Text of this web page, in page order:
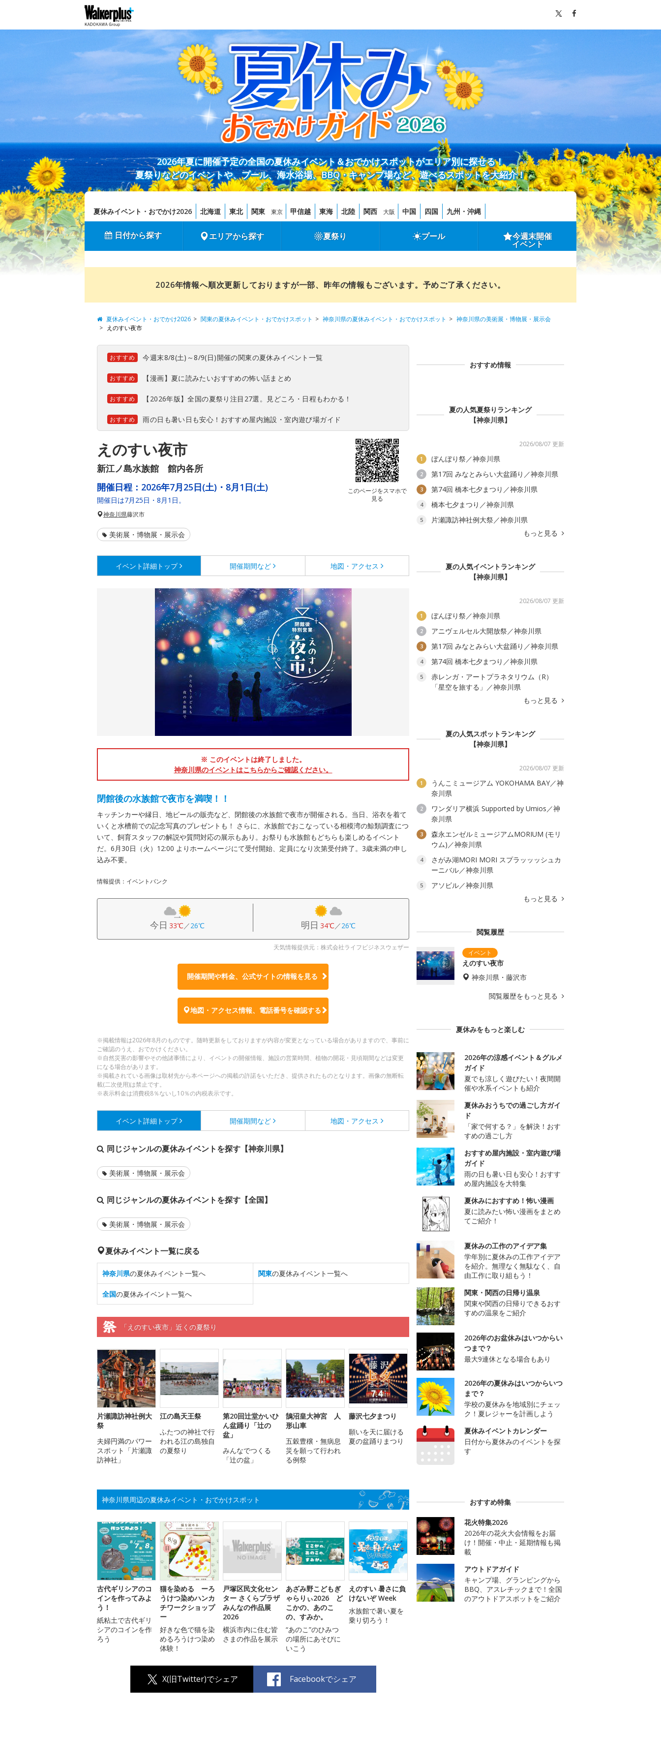
2026年夏に開催予定の全国の夏休みイベント＆おでかけスポットがエリア別に探せる！
夏祭りなどのイベントや、プール、海水浴場、BBQ・キャンプ場など、遊べるスポットを大紹介！
夏休みイベント・おでかけ2026 北海道 東北 関東 東京 甲信越 東海 北陸 関西 大阪 中国 四国 九州・沖縄
日付から探す エリアから探す 夏祭り プール 今週末開催
イベント
2026年情報へ順次更新しておりますが一部、昨年の情報もございます。予めご了承ください。
夏休みイベント・おでかけ2026 関東の夏休みイベント・おでかけスポット 神奈川県の夏休みイベント・おでかけスポット
神奈川県の美術展・博物展・展示会
えのすい夜市
おすすめ 今週末8/8(土)～8/9(日)開催の関東の夏休みイベント一覧
おすすめ 【漫画】夏に読みたいおすすめの怖い話まとめ
おすすめ 【2026年版】全国の夏祭り注目27選。見どころ・日程もわかる！
おすすめ 雨の日も暑い日も安心！おすすめ屋内施設・室内遊び場ガイド
えのすい夜市
新江ノ島水族館 館内各所
このページをスマホで
見る
開催日程： 2026年7月25日(土)・8月1日(土)
開催日は7月25日・8月1日。
神奈川県藤沢市
美術展・博物展・展示会
イベント詳細 トップ 開催期間など 地図・アクセス
※ このイベントは終了しました。
神奈川県のイベントはこちらからご確認ください。
閉館後の水族館で夜市を満喫！！
キッチンカーや縁日、地ビールの販売など、閉館後の水族館で夜市が開催される。当日、浴衣を着て
いくと水槽前での記念写真のプレゼントも！ さらに、水族館でおこなっている相模湾の鯨類調査につ
いて、飼育スタッフの解説や質問対応の展示もあり。お祭りも水族館もどちらも楽しめるイベント
だ。6月30日（火）12:00 よりホームページにて受付開始、定員になり次第受付終了。3歳未満の申し
込み不要。
情報提供：イベントバンク
今日 33℃／26℃ 明日 34℃／26℃
天気情報提供元：株式会社ライフビジネスウェザー
開催期間や料金、公式サイトの情報を見る
地図・アクセス情報、電話番号を確認する
※掲載情報は2026年8月のものです。随時更新をしておりますが内容が変更となっている場合がありますので、事前に
ご確認のうえ、おでかけください。
※自然災害の影響やその他諸事情により、イベントの開催情報、施設の営業時間、植物の開花・見頃期間などは変更
になる場合があります。
※掲載されている画像は取材先から本ページへの掲載の許諾をいただき、提供されたものとなります。画像の無断転
載(二次使用)は禁止です。
※表示料金は消費税8％ないし10％の内税表示です。
イベント詳細 トップ 開催期間など 地図・アクセス
同じジャンルの夏休みイベントを探す【神奈川県】
美術展・博物展・展示会
同じジャンルの夏休みイベントを探す【全国】
美術展・博物展・展示会
夏休みイベント一覧に戻る
神奈川県の夏休みイベント一覧へ 関東の夏休みイベント一覧へ
全国の夏休みイベント一覧へ
「えのすい夜市」近くの夏祭り
片瀬諏訪神社例大
祭
夫婦円満のパワー
スポット「片瀬諏
訪神社」
江の島天王祭
ふたつの神社で行
われる江の島独自
の夏祭り
第20回辻堂かいひ
ん盆踊り「辻の
盆」
みんなでつくる
「辻の盆」
鵠沼皇大神宮 人
形山車
五穀豊穣・無病息
災を願って行われ
る例祭
藤沢七夕まつり
願いを天に届ける
夏の盆踊りまつり
神奈川県周辺の夏休みイベント・おでかけスポット
古代ギリシアのコ
インを作ってみよ
う！
紙粘土で古代ギリ
シアのコインを作
ろう
猫を染める ーろ
うけつ染めハンカ
チワークショップ
ー
好きな色で猫を染
めるろうけつ染め
体験！
戸塚区民文化セン
ター さくらプラザ
みんなの作品展
2026
横浜市内に住む皆
さまの作品を展示
あざみ野こどもぎ
ゃらりぃ2026 ど
こかの、あのこ
の、すみか。
“あのこ”のひみつ
の場所にあそびに
いこう
えのすい 暑さに負
けないぞ Week
水族館で暑い夏を
乗り切ろう！
X(旧Twitter)でシェア Facebookでシェア
おすすめ情報
夏の人気夏祭りランキング
【神奈川県】
2026/08/07 更新
1 ぼんぼり祭／神奈川県
2 第17回 みなとみらい大盆踊り／神奈川県
3 第74回 橋本七夕まつり／神奈川県
4 橋本七夕まつり／神奈川県
5
片瀬諏訪神社例大祭／神奈川県
もっと見る
夏の人気イベントランキング
【神奈川県】
2026/08/07 更新
1 ぼんぼり祭／神奈川県
2 アニヴェルセル大開放祭／神奈川県
3 第17回 みなとみらい大盆踊り／神奈川県
4 第74回 橋本七夕まつり／神奈川県
5
赤レンガ・アートプラネタリウム（R）
「星空を旅する」／神奈川県
もっと見る
夏の人気スポットランキング
【神奈川県】
2026/08/07 更新
1
うんこミュージアム YOKOHAMA BAY／神
奈川県
2
ワンダリア横浜 Supported by Umios／神
奈川県
3
森永エンゼルミュージアムMORIUM (モリ
ウム)／神奈川県
4
さがみ湖MORI MORI スプラッッッシュカ
ーニバル／神奈川県
5
アソビル／神奈川県
もっと見る
閲覧履歴
えのすい夜市
神奈川県・藤沢市
閲覧履歴をもっと見る
夏休みをもっと楽しむ
2026年の涼感イベント＆グルメ
ガイド
夏でも涼しく遊びたい！夜間開
催や水系イベントも紹介
夏休みおうちでの過ごし方ガイ
ド
「家で何する？」を解決！おす
すめの過ごし方
おすすめ屋内施設・室内遊び場
ガイド
雨の日も暑い日も安心！おすす
め屋内施設を大特集
夏休みにおすすめ！怖い漫画
夏に読みたい怖い漫画をまとめ
てご紹介！
夏休みの工作のアイデア集
学年別に夏休みの工作アイデア
を紹介。無理なく無駄なく、自
由工作に取り組もう！
関東・関西の日帰り温泉
関東や関西の日帰りできるおす
すめの温泉をご紹介
2026年のお盆休みはいつからい
つまで？
最大9連休となる場合もあり
2026年の夏休みはいつからいつ
まで？
学校の夏休みを地域別にチェッ
ク！夏レジャーを計画しよう
夏休みイベントカレンダー
日付から夏休みのイベントを探
す
おすすめ特集
花火特集2026
2026年の花火大会情報をお届
け！開催・中止・延期情報も掲
載
アウトドアガイド
キャンプ場、グランピングから
BBQ、アスレチックまで！全国
のアウトドアスポットをご紹介